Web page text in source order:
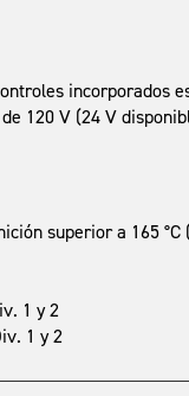
incorporados
120 V (24 V
superior a 165 °C
1 y 2
1 y 2